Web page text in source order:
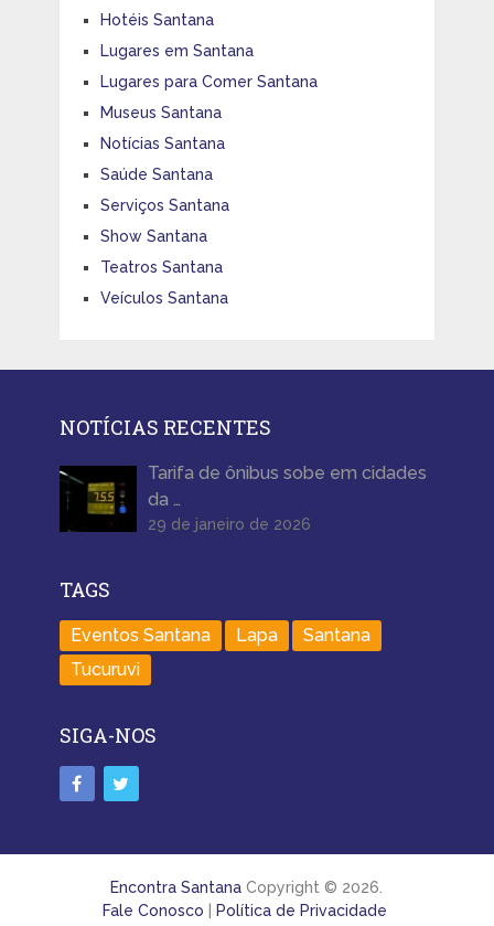
Hotéis Santana
Lugares em Santana
Lugares para Comer Santana
Museus Santana
Notícias Santana
Saúde Santana
Serviços Santana
Show Santana
Teatros Santana
Veículos Santana
NOTÍCIAS RECENTES
Tarifa de ônibus sobe em cidades
da …
29 de janeiro de 2026
TAGS
Eventos Santana Lapa
Santana
Tucuruvi
SIGA-NOS
Encontra Santana Copyright © 2026.
Fale Conosco
Política de Privacidade